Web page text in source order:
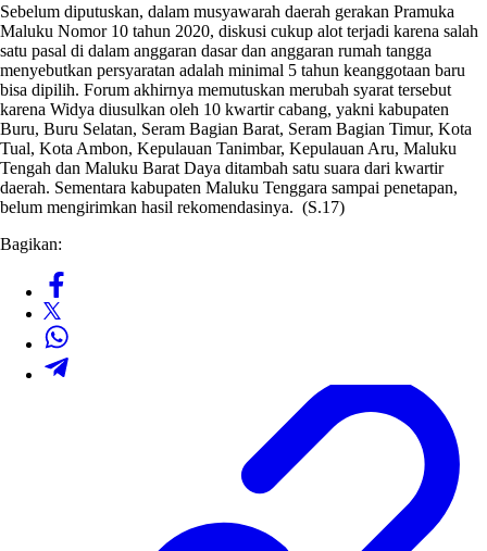
Sebelum diputuskan, dalam musyawarah daerah gerakan Pramuka
Maluku Nomor 10 tahun 2020, diskusi cukup alot terjadi karena salah
satu pasal di dalam anggaran dasar dan anggaran rumah tangga
menyebutkan persyaratan adalah minimal 5 tahun keanggotaan baru
bisa dipilih. Forum akhirnya memutuskan merubah syarat tersebut
karena Widya diusulkan oleh 10 kwartir cabang, yakni kabupaten
Buru, Buru Selatan, Seram Bagian Barat, Seram Bagian Timur, Kota
Tual, Kota Ambon, Kepulauan Tanimbar, Kepulauan Aru, Maluku
Tengah dan Maluku Barat Daya ditambah satu suara dari kwartir
daerah. Sementara kabupaten Maluku Tenggara sampai penetapan,
belum mengirimkan hasil rekomendasinya. (S.17)
Bagikan: